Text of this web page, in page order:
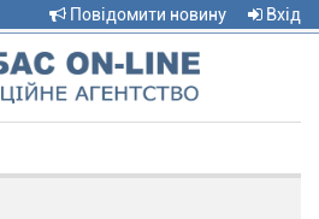
Повідомити новину Вхід
navigation